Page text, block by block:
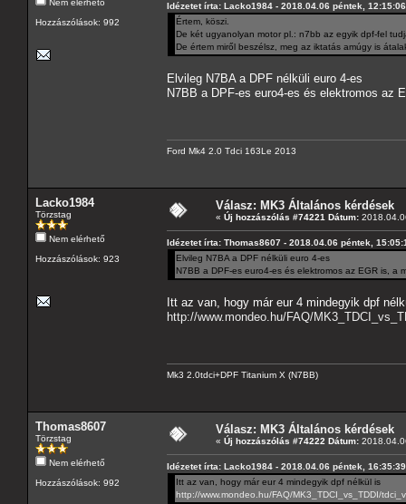
Nem elérhető
Hozzászólások: 992
Idézetet írta: Lacko1984 - 2018.04.06 péntek, 12:15:06
Értem, köszi.
De két ugyanolyan motor pl.: n7bb az egyik dpf-fel
De értem miről beszélsz, meg az iktatás amúgy is
Elvileg N7BA a DPF nélküli euro 4-es
N7BB a DPF-es euro4-es és elektromos az
Ford Mk4 2.0 Tdci 163Le 2013
Lacko1984
Törzstag
Nem elérhető
Hozzászólások: 923
Válasz: MK3 Általános kérdések
« Új hozzászólás #74221 Dátum:
Idézetet írta: Thomas8607 - 2018.04.06 péntek,
Elvileg N7BA a DPF nélküli euro 4-es
N7BB a DPF-es euro4-es és elektromos az EGR is, a
Itt az van, hogy már eur 4 mindegyik dpf
http://www.mondeo.hu/FAQ/
Mk3 2.0tdci+DPF Titanium X (N7BB)
Thomas8607
Törzstag
Nem elérhető
Hozzászólások: 992
Válasz: MK3 Általános kérdések
« Új hozzászólás #74222 Dátum:
Idézetet írta: Lacko1984 - 2018.04.06 péntek, 16:35:39
Itt az van, hogy már eur 4 mindegyik dpf nélkül is
http://www.mondeo.hu/FAQ/MK3_TDCI_vs_TDDI/